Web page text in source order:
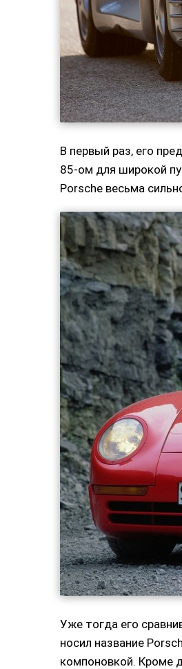
В первый раз, его
85-ом для широкой
Porsche весьма
Уже тогда его
носил название
компоновкой. Кроме